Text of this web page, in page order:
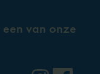
van onze